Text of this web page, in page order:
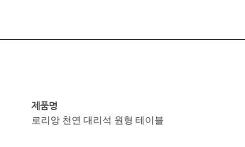
제품명
로리앙 천연 대리석 원형 테이블